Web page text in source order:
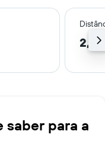
2,0
saber para a